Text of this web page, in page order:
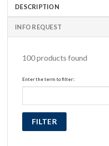
DESCRIPTION
INFO REQUEST
100 products found
Enter the term to filter::